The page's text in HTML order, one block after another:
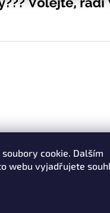
cookie. Dalším
webu vyjadřujete
smlouvy